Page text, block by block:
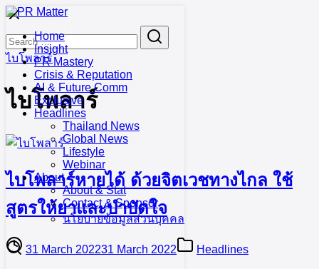
Skip
contentHome
Insight
PR Mastery
Crisis & Reputation
AI & Future Comm
Exclusive
Headlines
Thailand News
Global News
Lifestyle
Webinar
About
About & Stat
Contact & Sponsor
นโยบายข้อมูลส่วนบุคคล
Search
for:
ไบโพลาร์
ไบโพลาร์
ไบโพลาร์หายได้ ด้วยจิตเวชทางไกล ใช้
สูตรให้ยาและบำบัดใจ
31 March 202231 March 2022 Headlines